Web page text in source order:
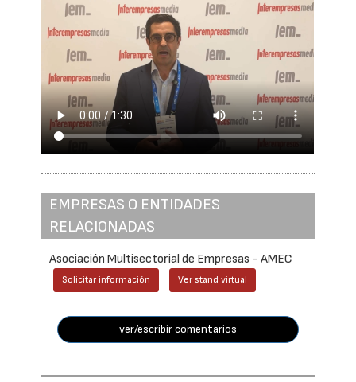
EMPRESAS O ENTIDADES
RELACIONADAS
Asociación Multisectorial de Empresas - AMEC
Solicitar información Ver stand virtual
ver/escribir comentarios